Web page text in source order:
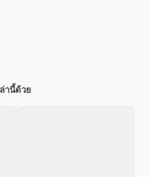
านี้ด้วย